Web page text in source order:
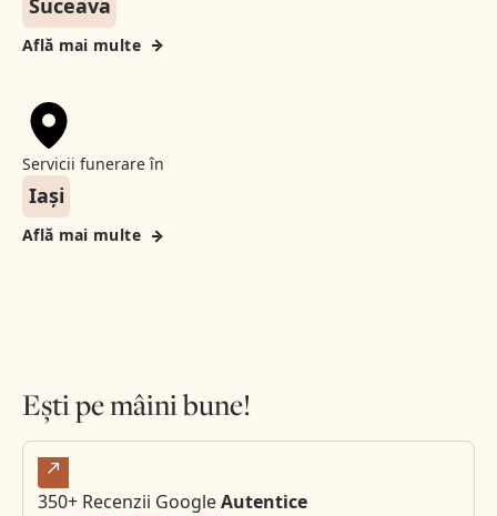
Suceava
Află mai multe
Servicii funerare în
Iași
Află mai multe
Ești pe mâini bune!
350+ Recenzii GoogleAutentice